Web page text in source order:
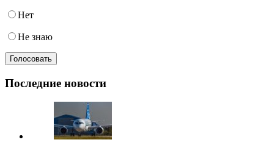
Нет
Не знаю
Последние новости